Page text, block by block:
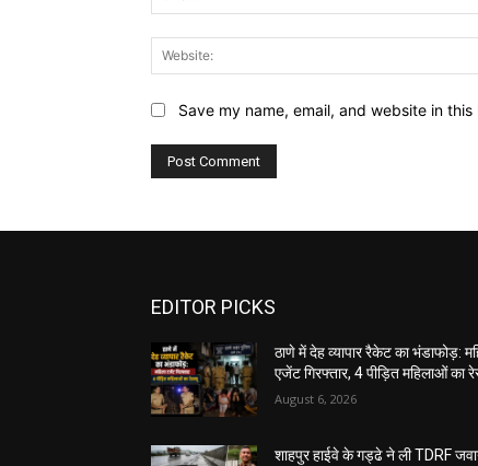
Save my name, email, and website in
EDITOR PICKS
ठाणे में देह व्यापार रैकेट का भंडाफोड़:
एजेंट गिरफ्तार, 4 पीड़ित महिलाओं का
August 6, 2026
शाहपुर हाईवे के गड्ढे ने ली TDRF